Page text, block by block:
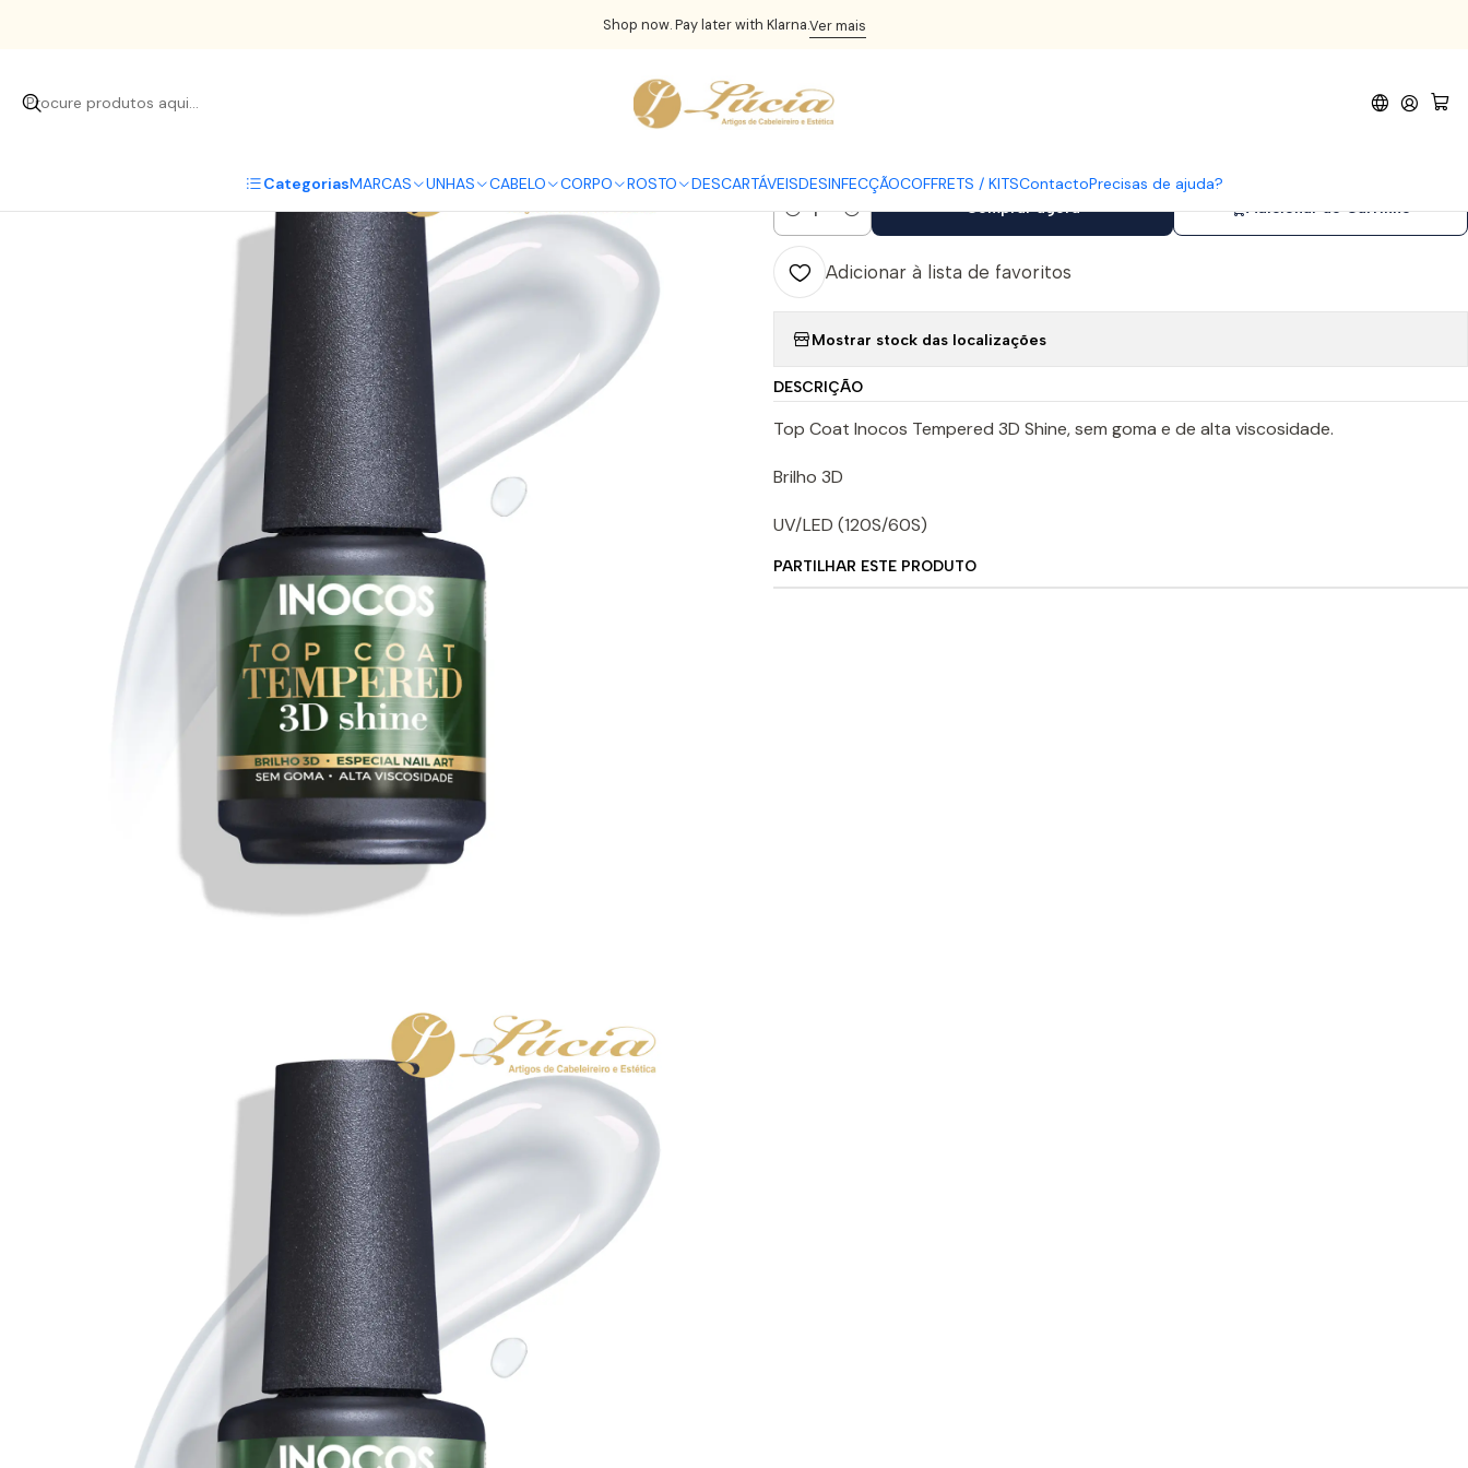
CategoriasMARCAS UNHAS CABELO CORPO ROSTO DESCARTÁVEISDESINFECÇÃOCOFFRETS / KITSContactoPrecisas de ajuda?
Shop now. Pay later with Klarna.Ver mais
Verniz Gel INOCOS Inocos Top Coat Tempered 3D Shine 15ml
|
Inocos Top Coat Tempered 3D Shine 15ml
Quantidade
Adicionar ao Carrinho
Comprar agora
Adicionar à lista de favoritos
Mostrar stock das localizações
DESCRIÇÃO
Top Coat Inocos Tempered 3D Shine, sem goma e de alta viscosidade.
Brilho 3D
UV/LED (120S/60S)
PARTILHAR ESTE PRODUTO